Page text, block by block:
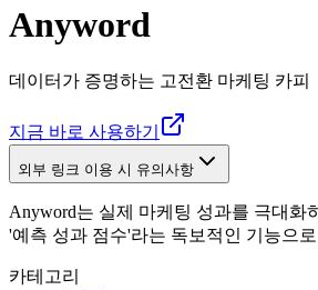
Anyword
데이터가 증명하는 고전환 마케팅 카피
지금 바로 사용하기
외부 링크 이용 시 유의사항
Anyword는 실제 마케팅 성과를 극대
'예측 성과 점수'라는 독보적인 기능으
카테고리